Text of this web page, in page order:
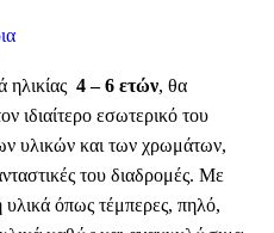
ηλικίας 4 – 6 ετών, θα
ιδιαίτερο εσωτερικό του
υλικών και των χρωμάτων,
του διαδρομές. Με
όπως τέμπερες, πηλό,